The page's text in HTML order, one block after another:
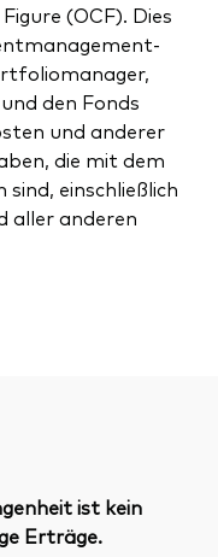
(OCF). Dies
den Fonds
und anderer
die mit dem
einschließlich
aller anderen
ist kein
Erträge.